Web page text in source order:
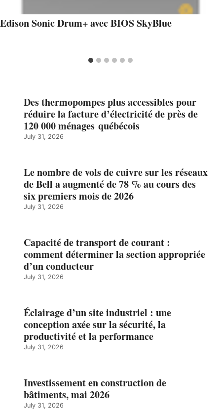
Edison Sonic Drum+ avec BIOS SkyBlue
Des thermopompes plus accessibles pour
réduire la facture d’électricité de près de
120 000 ménages québécois
July 31, 2026
Le nombre de vols de cuivre sur les réseaux
de Bell a augmenté de 78 % au cours des
six premiers mois de 2026
July 31, 2026
Capacité de transport de courant :
comment déterminer la section appropriée
d’un conducteur
July 31, 2026
Éclairage d’un site industriel : une
conception axée sur la sécurité, la
productivité et la performance
July 31, 2026
Investissement en construction de
bâtiments, mai 2026
July 31, 2026